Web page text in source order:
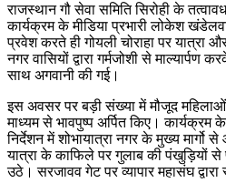
राजस्थान गौ सेवा समिति सिरोही के
कार्यक्रम के मीडिया प्रभारी लोकेश
प्रवेश करते ही गोयली चोराहा पर यात्रा
नगर वासियों द्वारा गर्मजोशी से माल्यार्पण
साथ अगवानी की गई।
इस अवसर पर बड़ी संख्या में मौजूद
माध्यम से भावपुष्प अर्पित किए।
निर्देशन में शोभायात्रा नगर के मुख्य
यात्रा के काफिले पर गुलाब की पंखुड़ियों से
उठे। सरजावव गेट पर व्यापार महासंघ